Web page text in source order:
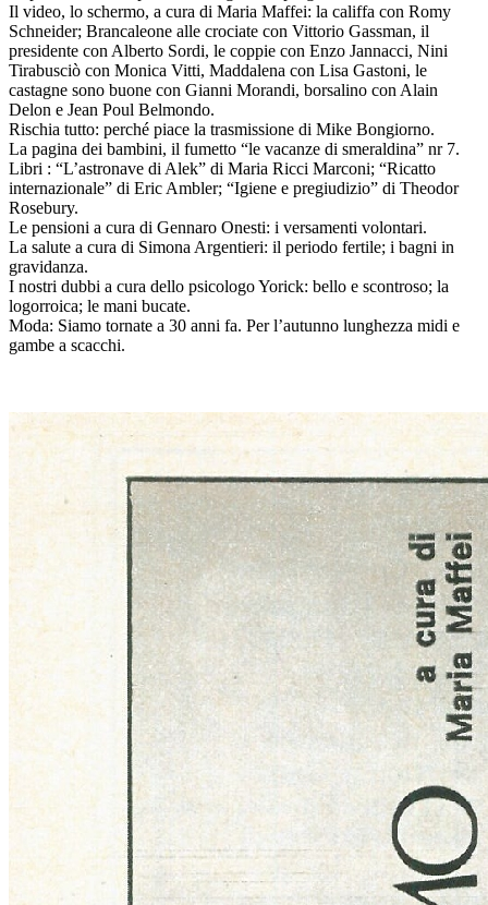
Il video, lo schermo, a cura di Maria Maffei: la califfa con Romy
Schneider; Brancaleone alle crociate con Vittorio Gassman, il
presidente con Alberto Sordi, le coppie con Enzo Jannacci, Nini
Tirabusciò con Monica Vitti, Maddalena con Lisa Gastoni, le
castagne sono buone con Gianni Morandi, borsalino con Alain
Delon e Jean Poul Belmondo.
Rischia tutto: perché piace la trasmissione di Mike Bongiorno.
La pagina dei bambini, il fumetto “le vacanze di smeraldina” nr 7.
Libri : “L’astronave di Alek” di Maria Ricci Marconi; “Ricatto
internazionale” di Eric Ambler; “Igiene e pregiudizio” di Theodor
Rosebury.
Le pensioni a cura di Gennaro Onesti: i versamenti volontari.
La salute a cura di Simona Argentieri: il periodo fertile; i bagni in
gravidanza.
I nostri dubbi a cura dello psicologo Yorick: bello e scontroso; la
logorroica; le mani bucate.
Moda: Siamo tornate a 30 anni fa. Per l’autunno lunghezza midi e
gambe a scacchi.